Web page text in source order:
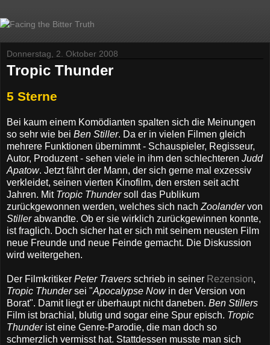
Donnerstag, 2. Oktober 2008
Tropic Thunder
5 Sterne
Bei kaum einem Komödianten spalten sich die Meinungen
so sehr wie bei Ben Stiller. Da er in vielen Filmen gleich
mehrere Funktionen übernimmt - Schauspieler, Regisseur,
Autor, Produzent - sehen viele in ihm den schlechteren Judd
Apatow. Jetzt fährt der Mann, der sich gerne mal exzessiv
verkleidet, seinen vierten Kinofilm, den ersten seit acht
Jahren. Mit Tropic Thundersoll das Publikum
zurückgewonnen werden, welches sich nach Zoolandervon
Stillerabwandte. Ob er sie wirklich zurückgewinnen konnte,
ist fraglich. Doch sicher hat er sich mit seinem neusten Film
neue Freunde und neue Feinde gemacht. Die Diskussion
wird weitergehen.
Der Filmkritiker Peter Travers schrieb in seiner Rezension,
Tropic Thundersei "Apocalypse Nowin der Version von
Borat". Damit liegt er überhaupt nicht daneben. Ben Stillers
Film ist brachial, blutig und sogar eine Spur episch. Tropic
Thunderist eine Genre-Parodie, die man doch so
schmerzlich vermisst hat. Stattdessen musste man sich